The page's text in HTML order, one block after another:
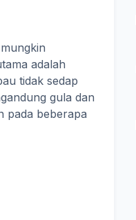
adalah
tidak sedap
gula dan
pada beberapa